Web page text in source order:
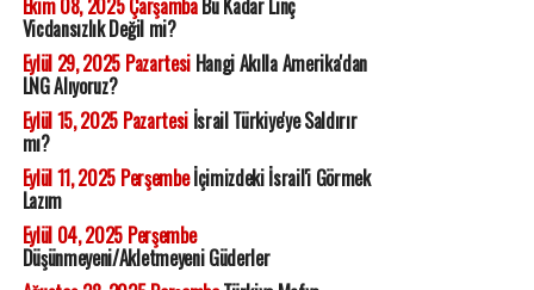
Ekim 08, 2025 ÇarşambaBu Kadar Linç
Vicdansızlık Değil mi?
Eylül 29, 2025 PazartesiHangi Akılla Amerika'dan
LNG Alıyoruz?
Eylül 15, 2025 Pazartesiİsrail Türkiye'ye Saldırır
mı?
Eylül 11, 2025 Perşembeİçimizdeki İsrail'i Görmek
Lazım
Eylül 04, 2025 Perşembe
Düşünmeyeni/Akletmeyeni Güderler